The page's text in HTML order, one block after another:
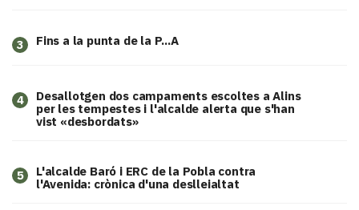
3 Fins a la punta de la P...A
4
​Desallotgen dos campaments escoltes a Alins
per les tempestes i l'alcalde alerta que s'han
vist «desbordats»
5
L'alcalde Baró i ERC de la Pobla contra
l'Avenida: crònica d'una deslleialtat